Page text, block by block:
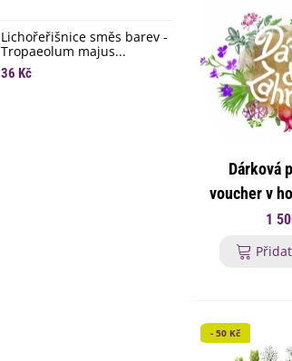
Lichořeřišnice směs barev -
Tropaeolum majus...
36 Kč
90 Kč
Dárková
voucher v
1
- 50 Kč